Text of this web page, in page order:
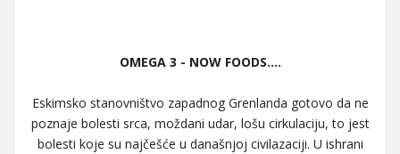
OMEGA 3 - NOW FOODS....
Eskimsko stanovništvo zapadnog Grenlanda gotovo da ne
poznaje bolesti srca, moždani udar, lošu cirkulaciju, to jest
bolesti koje su najčešće u današnjoj civilazaciji. U ishrani